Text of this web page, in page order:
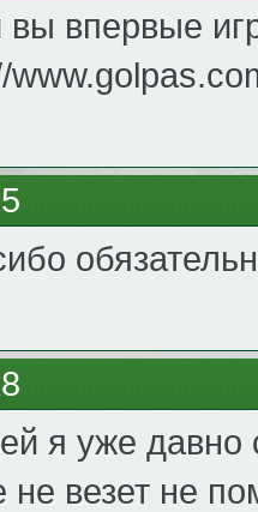
вы впервые
я уже давно
не везет не